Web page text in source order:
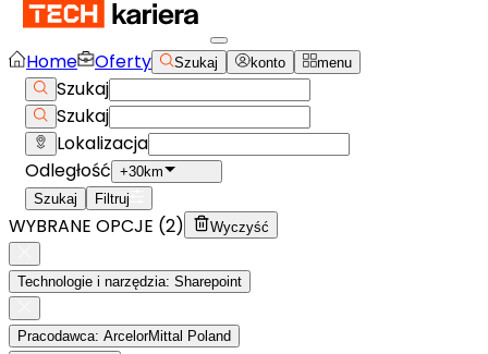
Home Oferty Szukaj konto menu
Szukaj
Szukaj
Lokalizacja
Odległość +30km
Szukaj
Filtruj
WYBRANE OPCJE (2) Wyczyść
Technologie i narzędzia: Sharepoint
Pracodawca: ArcelorMittal Poland